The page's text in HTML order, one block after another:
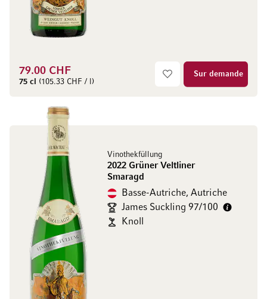
79.00 CHF
75 cl (105.33 CHF / l)
Sur demande
Vinothekfüllung
2022 Grüner Veltliner
Smaragd
Basse-Autriche, Autriche
James Suckling 97/100
Knoll